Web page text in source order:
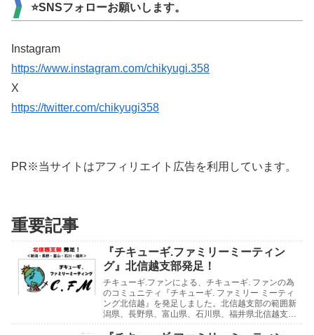
⭐SNSフォローお願いします。
Instagram
https://www.instagram.com/chikyugi.358
X
https://twitter.com/chikyugi358
PR※当サイトはアフィリエイト広告を利用しています。
重要記事
『チキューギ.ファミリーミーティン
グ』北信越支部発足！
チキューギ.ファンによる、チキューギ. ファンの為
のコミュニティ『チキューギ. ファミリー ミーティ
ング北信越』を発足しました。北信越支部の範囲新
潟県、長野県、富山県、石川県、福井県北信越支部